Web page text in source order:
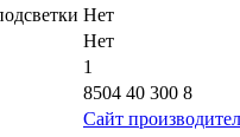
Нет
Нет
1
8504 40 300 8
Сайт